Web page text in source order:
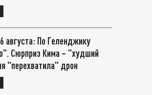
августа: По Геленджику
Сюрприз Кима – "худший
"перехватила" дрон